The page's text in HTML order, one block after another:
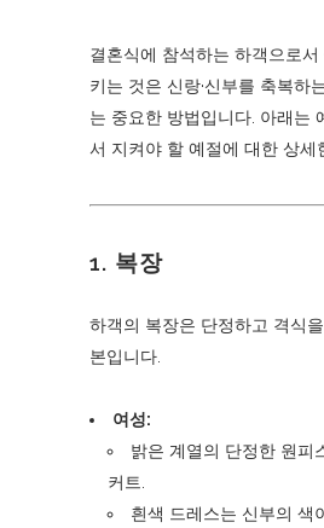
결혼식에 참석하는 하객으로
키는 것은 신랑·신부를 축복하
는 중요한 방법입니다. 아래는
서 지켜야 할 예절에 대한 상세
1. 복장
하객의 복장은 단정하고 격식
본입니다.
여성:
밝은 계열의 단정한 원피
커트.
흰색 드레스는 신부의 색